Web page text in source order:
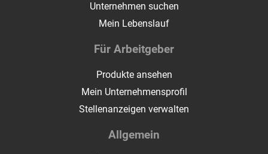
Unternehmen suchen
Mein Lebenslauf
Für Arbeitgeber
Produkte ansehen
Mein Unternehmensprofil
Stellenanzeigen verwalten
Allgemein